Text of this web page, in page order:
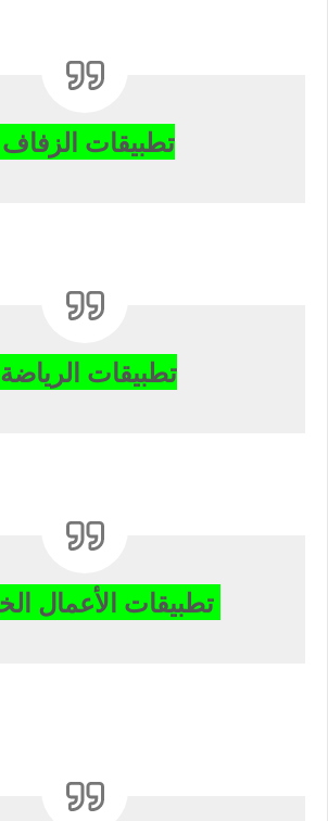
تطبيقات الزفاف
تطبيقات الرياضة